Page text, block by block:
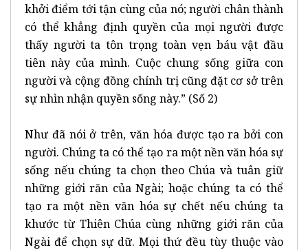
khởi điểm tới tận cùng của nó; người chân thành
có thể khẳng định quyền của mọi người được
thấy người ta tôn trọng toàn vẹn báu vật đầu
tiên này của mình. Cuộc chung sống giữa con
người và cộng đồng chính trị cũng đặt cơ sở trên
sự nhìn nhận quyền sống này.” (Số 2)
Như đã nói ở trên, văn hóa được tạo ra bởi con
người. Chúng ta có thể tạo ra một nền văn hóa sự
sống nếu chúng ta chọn theo Chúa và tuân giữ
những giới răn của Ngài; hoặc chúng ta có thể
tạo ra một nền văn hóa sự chết nếu chúng ta
khước từ Thiên Chúa cùng những giới răn của
Ngài để chọn sự dữ. Mọi thứ đều tùy thuộc vào